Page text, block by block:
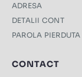
ADRESA
DETALII CONT
PAROLA PIERDUTA
CONTACT